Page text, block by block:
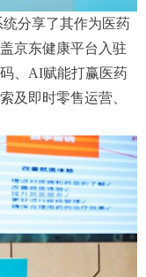
分享了其作为医药
京东健康平台入驻
、AI赋能打赢医药
及即时零售运营、